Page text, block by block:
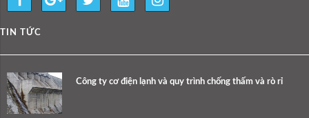
TIN TỨC
Công ty cơ điện lạnh và quy trình chống thấm và rò rỉ